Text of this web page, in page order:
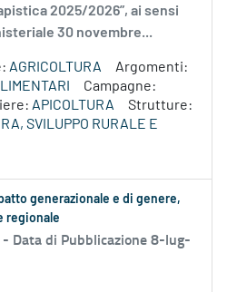
2025/2026”, ai sensi
30 novembre...
AGRICOLTURA
Argomenti:
Campagne:
APICOLTURA
Strutture:
SVILUPPO RURALE E
generazionale e di genere,
regionale
- Data di Pubblicazione 8-lug-